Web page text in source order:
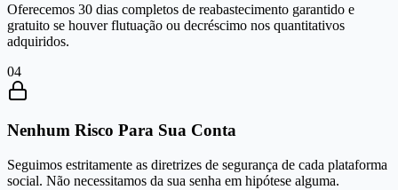
Oferecemos 30 dias completos de reabastecimento garantido e
gratuito se houver flutuação ou decréscimo nos quantitativos
adquiridos.
04
Nenhum Risco Para Sua Conta
Seguimos estritamente as diretrizes de segurança de cada plataforma
social. Não necessitamos da sua senha em hipótese alguma.